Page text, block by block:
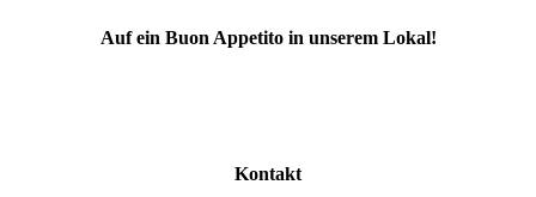
Auf ein Buon Appetito in unserem Lokal!
Kontakt